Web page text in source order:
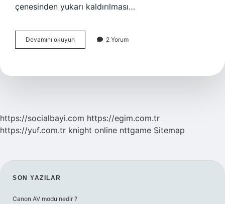
çenesinden yukarı kaldırılması…
Devamını okuyun Solunumu
Olmayan
Ne
2 Yorum
https://socialbayi.com https://egim.com.tr
https://yuf.com.tr knight online nttgame Sitemap
SIDEBAR
SON YAZILAR
Canon AV modu nedir ?